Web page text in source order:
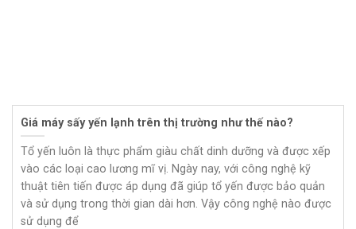
Giá máy sấy yến lạnh trên thị trường như thế nào?
Tổ yến luôn là thực phẩm giàu chất dinh dưỡng và được xếp
vào các loại cao lương mĩ vị. Ngày nay, với công nghệ kỹ
thuật tiên tiến được áp dụng đã giúp tổ yến được bảo quản
và sử dụng trong thời gian dài hơn. Vậy công nghệ nào được
sử dụng để